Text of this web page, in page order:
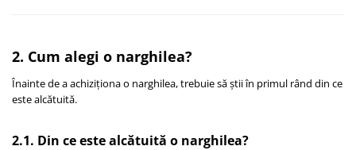
2. Cum alegi o narghilea?
Înainte de a achiziționa o narghilea, trebuie să știi în primul rând din ce
este alcătuită.
2.1. Din ce este alcătuită o narghilea?